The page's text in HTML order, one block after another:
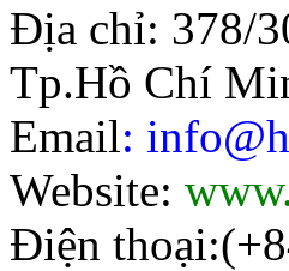
Địa chỉ: 378/
Tp.Hồ Chí
Email:
Website:
Điện